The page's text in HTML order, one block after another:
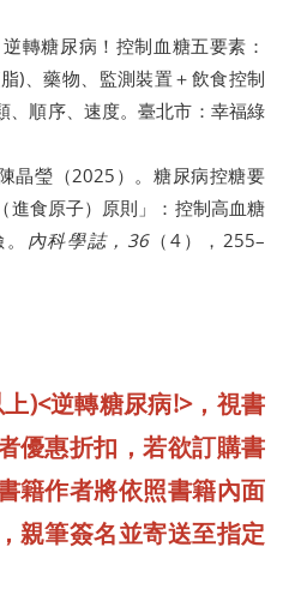
轉糖尿病！控制血糖五要素：
)、藥物、監測裝置＋飲食控制
、順序、速度。臺北市：幸福綠
晶瑩（2025）。糖尿病控糖要
進食原子）原則」：控制高血糖
內科學誌，36（4），255–
)<逆轉糖尿病!>，視書
優惠折扣，若欲訂購書
籍作者將依照書籍內面
親筆簽名並寄送至指定